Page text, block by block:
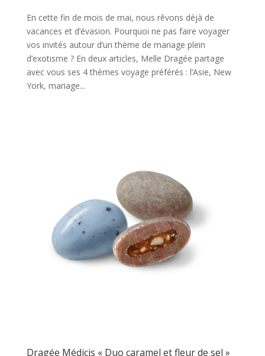
En cette fin de mois de mai, nous rêvons déjà de
vacances et d’évasion. Pourquoi ne pas faire voyager
vos invités autour d’un thème de mariage plein
d’exotisme ? En deux articles, Melle Dragée partage
avec vous ses 4 thèmes voyage préférés : l’Asie, New
York, mariage...
Dragée Médicis « Duo caramel et fleur de sel »